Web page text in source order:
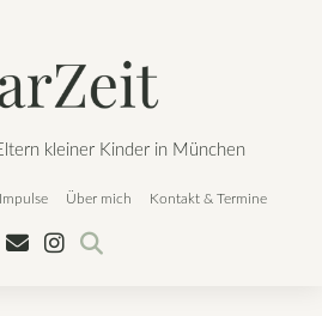
kleiner Kinder in München
Impulse Über mich Kontakt & Termine